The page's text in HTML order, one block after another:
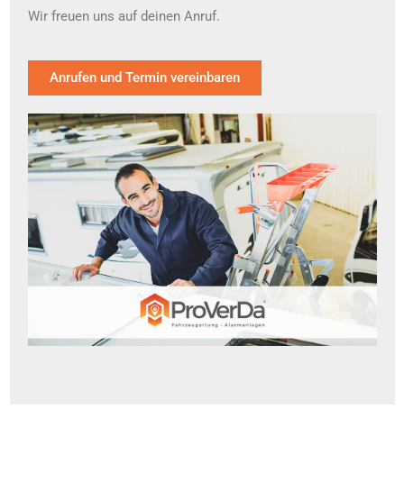
Wir freuen uns auf deinen Anruf.
Anrufen und Termin vereinbaren